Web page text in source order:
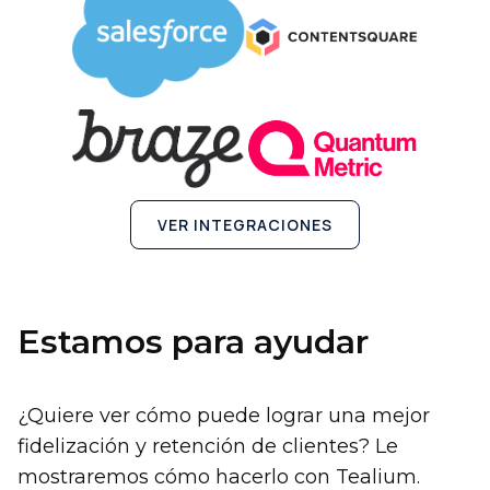
VER INTEGRACIONES
Estamos para ayudar
¿Quiere ver cómo puede lograr una mejor
fidelización y retención de clientes? Le
mostraremos cómo hacerlo con Tealium.